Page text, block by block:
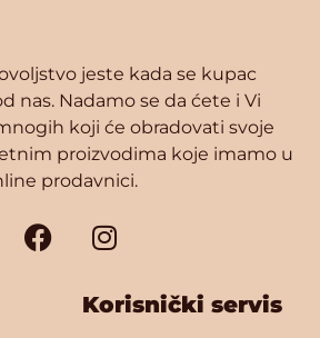
jeste kada se kupac
nas. Nadamo se da ćete i Vi
koji će obradovati svoje
proizvodima koje imamo u
prodavnici.
Korisnički servis